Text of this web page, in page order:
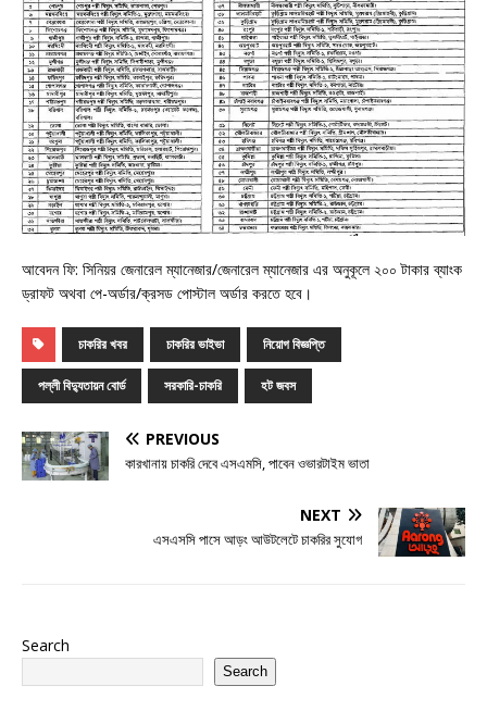
আবেদন ফি: সিনিয়র জেনারেল ম্যানেজার/জেনারেল ম্যানেজার এর অনুকূলে ২০০ টাকার ব্যাংক
ড্রাফট অথবা পে-অর্ডার/ক্রসড পোস্টাল অর্ডার করতে হবে।
চাকরির খবর চাকরির ভাইভা নিয়োগ বিজ্ঞপ্তি
পল্লী বিদ্যুতায়ন বোর্ড সরকারি-চাকরি হট জবস
PREVIOUS
কারখানায় চাকরি দেবে এসএমসি, পাবেন ওভারটাইম ভাতা
NEXT
এসএসসি পাসে আড়ং আউটলেটে চাকরির সুযোগ
Search
Search